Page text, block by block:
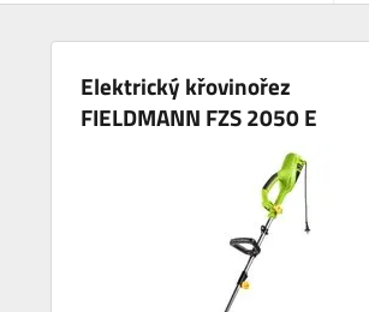
Elektrický křovinořez
FIELDMANN FZS 2050 E